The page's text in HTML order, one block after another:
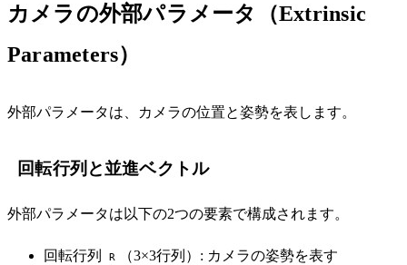
カメラの外部パラメータ（Extrinsic
Parameters）
外部パラメータは、カメラの位置と姿勢を表します。
回転行列と並進ベクトル
外部パラメータは以下の2つの要素で構成されます。
回転行列 R
（3×3行列）: カメラの姿勢を表す